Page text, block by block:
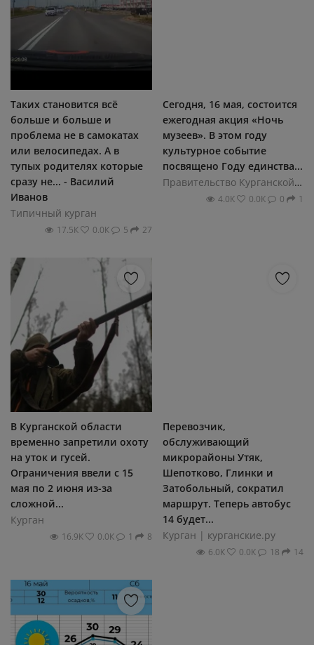
Таких становится всё
больше и больше и
проблема не в самокатах
или велосипедах. А в
тупых родителях которые
сразу не... - Василий
Иванов
Типичный курган
17.5К 0.0К 5 27
Сегодня, 16 мая, состоится
ежегодная акция «Ночь
музеев». В этом году
культурное событие
посвящено Году единства...
Правительство Курганской области
4.0К 0.0К 0 1
В Курганской области
временно запретили охоту
на уток и гусей.
Ограничения ввели с 15
мая по 2 июня из-за
сложной...
Курган
16.9К 0.0К 1 8
Перевозчик,
обслуживающий
микрорайоны Утяк,
Шепотково, Глинки и
Затобольный, сократил
маршрут. Теперь автобус
14 будет...
Курган | курганские.ру
6.0К 0.0К 18 14